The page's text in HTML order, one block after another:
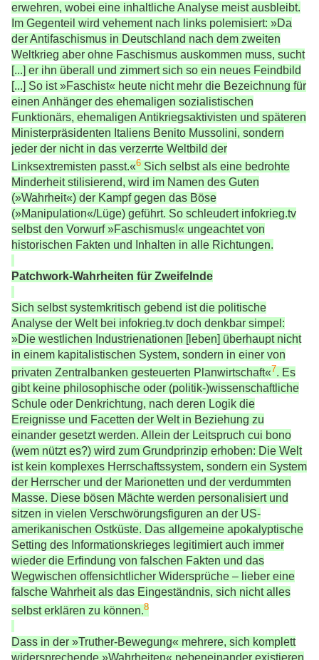
erwehren, wobei eine inhaltliche Analyse meist ausbleibt.
Im Gegenteil wird vehement nach links polemisiert: »Da
der Antifaschismus in Deutschland nach dem zweiten
Weltkrieg aber ohne Faschismus auskommen muss, sucht
[...] er ihn überall und zimmert sich so ein neues Feindbild
[...] So ist »Faschist« heute nicht mehr die Bezeichnung für
einen Anhänger des ehemaligen sozialistischen
Funktionärs, ehemaligen Antikriegsaktivisten und späteren
Ministerpräsidenten Italiens Benito Mussolini, sondern
jeder der nicht in das verzerrte Weltbild der
Linksextremisten passt.«6 Sich selbst als eine bedrohte
Minderheit stilisierend, wird im Namen des Guten
(»Wahrheit«) der Kampf gegen das Böse
(»Manipulation«/Lüge) geführt. So schleudert infokrieg.tv
selbst den Vorwurf »Faschismus!« ungeachtet von
historischen Fakten und Inhalten in alle Richtungen.
Patchwork-Wahrheiten für Zweifelnde
Sich selbst systemkritisch gebend ist die politische
Analyse der Welt bei infokrieg.tv doch denkbar simpel:
»Die westlichen Industrienationen [leben] überhaupt nicht
in einem kapitalistischen System, sondern in einer von
privaten Zentralbanken gesteuerten Planwirtschaft«7. Es
gibt keine philosophische oder (politik-)wissenschaftliche
Schule oder Denkrichtung, nach deren Logik die
Ereignisse und Facetten der Welt in Beziehung zu
einander gesetzt werden. Allein der Leitspruch cui bono
(wem nützt es?) wird zum Grundprinzip erhoben: Die Welt
ist kein komplexes Herrschaftssystem, sondern ein System
der Herrscher und der Marionetten und der verdummten
Masse. Diese bösen Mächte werden personalisiert und
sitzen in vielen Verschwörungsfiguren an der US-
amerikanischen Ostküste. Das allgemeine apokalyptische
Setting des Informationskrieges legitimiert auch immer
wieder die Erfindung von falschen Fakten und das
Wegwischen offensichtlicher Widersprüche – lieber eine
falsche Wahrheit als das Eingeständnis, sich nicht alles
selbst erklären zu können.8
Dass in der »Truther-Bewegung« mehrere, sich komplett
widersprechende »Wahrheiten« nebeneinander existieren